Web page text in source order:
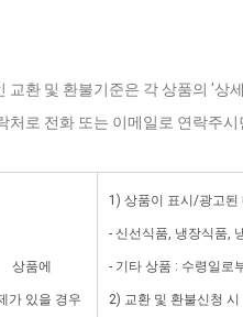
교환 및 환불기준은 각 상품의 '상
처로 전화 또는 이메일로 연락주
상품에
가 있을 경우
1) 상품이 표시/광고된
- 신선식품, 냉장식품,
- 기타 상품 : 수령일로
2) 교환 및 환불신청